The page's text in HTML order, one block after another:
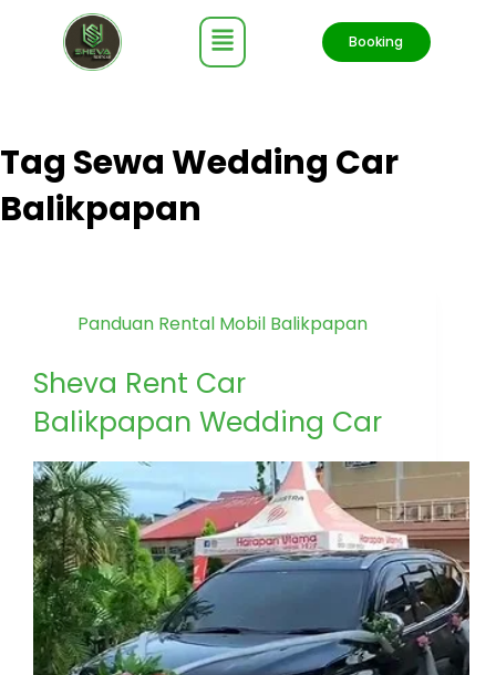
Booking
Tag Sewa Wedding Car
Balikpapan
Panduan Rental Mobil Balikpapan
Sheva Rent Car
Balikpapan Wedding Car